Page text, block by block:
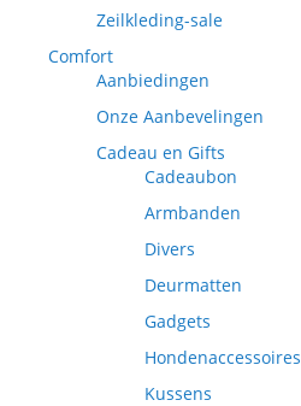
Zeilkleding-sale
Comfort
Aanbiedingen
Onze Aanbevelingen
Cadeau en Gifts
Cadeaubon
Armbanden
Divers
Deurmatten
Gadgets
Hondenaccessoires
Kussens